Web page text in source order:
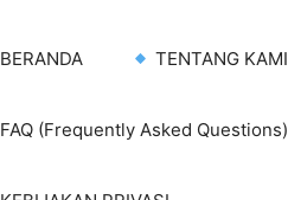
BERANDA TENTANG KAMI
FAQ (Frequently Asked Questions)